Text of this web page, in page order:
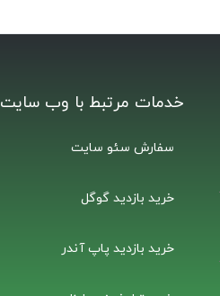
خدمات مرتبط با وب سایت
سفارش سئو سایت
خرید بازدید گوگل
خرید بازدید پاپ آندر